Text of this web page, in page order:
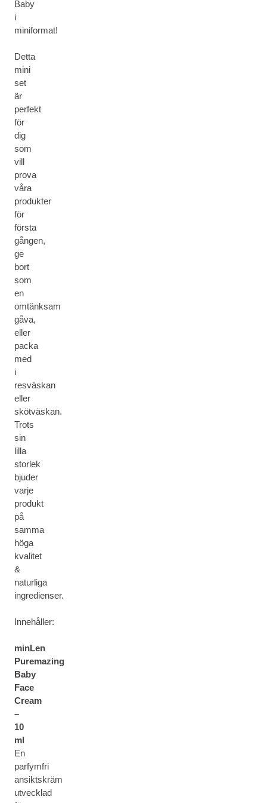
Baby
i
miniformat!
Detta
mini
set
är
perfekt
för
dig
som
vill
prova
våra
produkter
för
första
gången,
ge
bort
som
en
omtänksam
gåva,
eller
packa
med
i
resväskan
eller
skötväskan.
Trots
sin
lilla
storlek
bjuder
varje
produkt
på
samma
höga
kvalitet
&
naturliga
ingredienser.
Innehåller:
minLen
Puremazing
Baby
Face
Cream
–
10
ml
En
parfymfri
ansiktskräm
utvecklad